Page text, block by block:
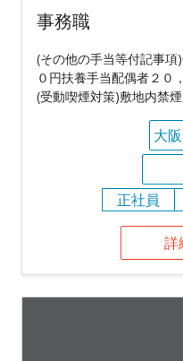
事務職
(その他の手当等付記事項
０円扶養手当配偶者２０
(受動喫煙対策)敷地内禁
大
正社員
詳